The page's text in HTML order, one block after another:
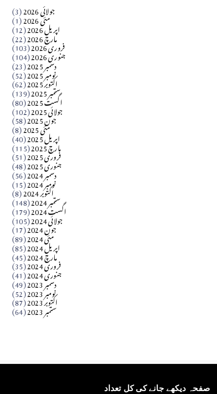
آزاد کشمیر جیسے احتجاج کی ضرورت ہے؟ از،،، ظہیرالدین
جولائی 2026 (3) مئی 2026 (1) اپریل 2026 (12) مارچ 2026 (22) فروری 2026 (103) جنوری 2026 (104) دسمبر 2025 (23) نومبر 2025 (52) اکتوبر 2025 (62) ستمبر 2025 (139) اگست 2025 (80) جولائی 2025 (102) جون 2025 (58) مئی 2025 (8) اپریل 2025 (40) مارچ 2025 (115) فروری 2025 (51) جنوری 2025 (48) دسمبر 2024 (56) نومبر 2024 (15) اکتوبر 2024 (8) ستمبر 2024 (148) اگست 2024 (179) جولائی 2024 (105) جون 2024 (17) مئی 2024 (89) اپریل 2024 (85) مارچ 2024 (45) فروری 2024 (35) جنوری 2024 (41) دسمبر 2023 (49) نومبر 2023 (52) اکتوبر 2023 (87) ستمبر 2023 (64)
صفحہ دیکھے جانے کی کل تعداد